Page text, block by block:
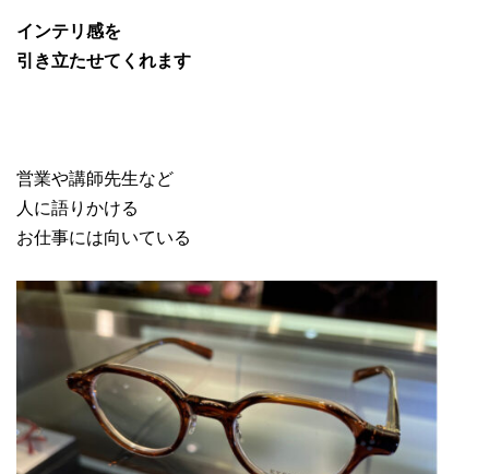
インテリ感を
引き立たせてくれます
営業や講師先生など
人に語りかける
お仕事には向いている